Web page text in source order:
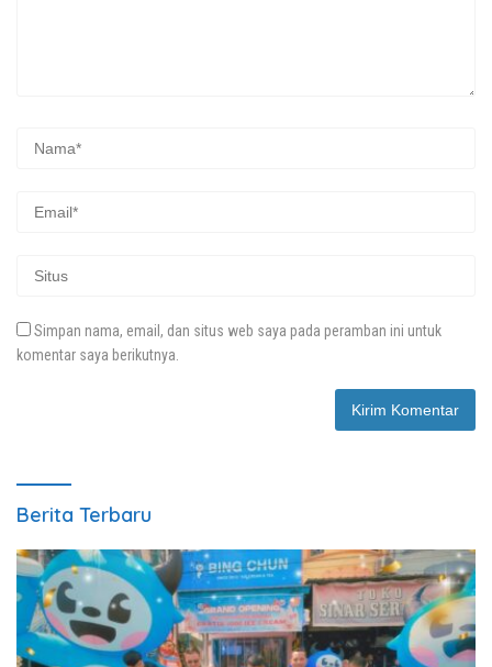
Simpan nama, email, dan situs web saya pada peramban ini untuk
komentar saya berikutnya.
Berita Terbaru